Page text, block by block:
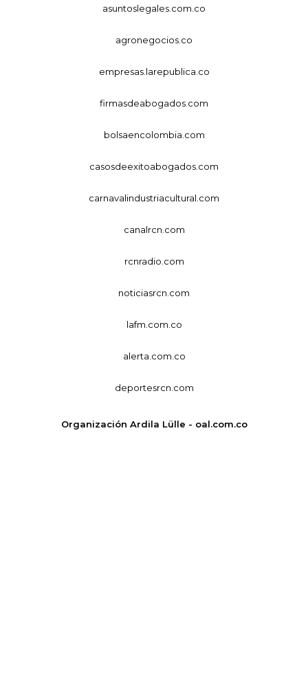
asuntoslegales.com.co
agronegocios.co
empresas.larepublica.co
firmasdeabogados.com
bolsaencolombia.com
casosdeexitoabogados.com
carnavalindustriacultural.com
canalrcn.com
rcnradio.com
noticiasrcn.com
lafm.com.co
alerta.com.co
deportesrcn.com
Organización Ardila Lülle - oal.com.co